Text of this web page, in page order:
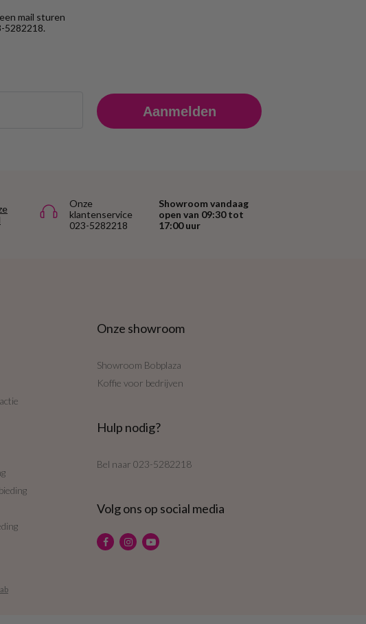
mail sturen
5282218.
Aanmelden
Onze
klantenservice
023-5282218
Showroom vandaag
open van 09:30 tot
17:00 uur
Onze showroom
Showroom Bobplaza
Koffie voor bedrijven
Hulp nodig?
Bel naar 023-5282218
Volg ons op social media